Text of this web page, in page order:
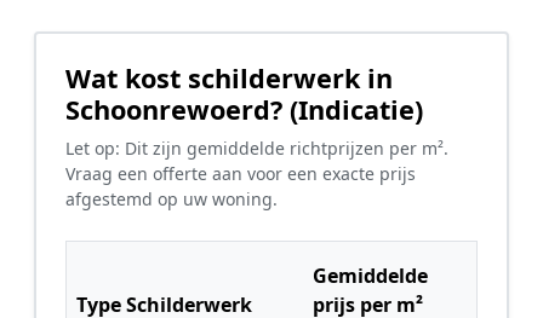
Wat kost schilderwerk in
Schoonrewoerd? (Indicatie)
Let op: Dit zijn gemiddelde richtprijzen per m².
Vraag een offerte aan voor een exacte prijs
afgestemd op uw woning.
Type Schilderwerk
Gemiddelde
prijs per m²